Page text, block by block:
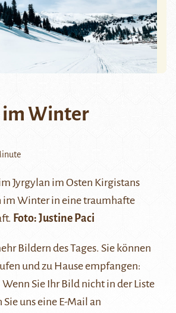
im Winter
Jyrgylan im Osten Kirgistans
im Winter in eine traumhafte
Foto: Justine Paci
Bildern des Tages. Sie können
und zu Hause empfangen:
Wenn Sie Ihr Bild nicht in der Liste
uns eine E-Mail an